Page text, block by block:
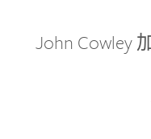
John Cowley